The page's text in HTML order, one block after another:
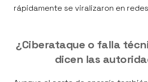
rápidamente se viralizaron en
¿Ciberataque o falla
dicen las